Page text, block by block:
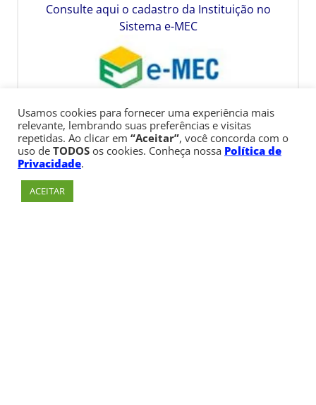
Consulte aqui o cadastro da Instituição no
Sistema e-MEC
Usamos cookies para fornecer uma experiência mais
relevante, lembrando suas preferências e visitas
repetidas. Ao clicar em “Aceitar”, você concorda com o
uso de TODOS os cookies. Conheça nossa Política de
Privacidade.
ACEITAR